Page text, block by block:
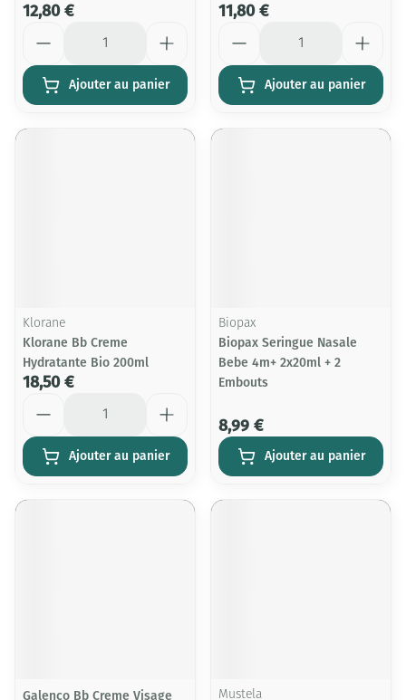
12,80 €
Ajouter au panier
11,80 €
Ajouter au panier
Klorane
Klorane Bb Creme
Hydratante Bio 200ml
18,50 €
Ajouter au panier
Biopax
Biopax Seringue Nasale
Bebe 4m+ 2x20ml + 2
Embouts
8,99 €
Ajouter au panier
Galenco Bb Creme Visage
Mustela